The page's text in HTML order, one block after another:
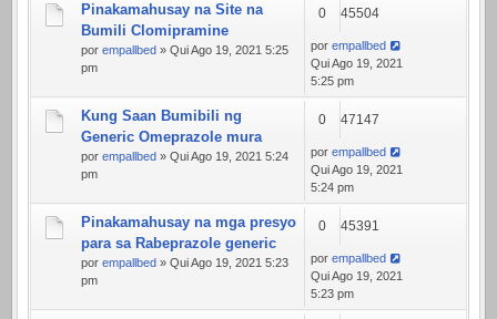
Pinakamahusay na Site na
Bumili Clomipramine
por empallbed » Qui Ago 19, 2021 5:25
pm
0 45504
por empallbed
Qui Ago 19, 2021
5:25 pm
Kung Saan Bumibili ng
Generic Omeprazole mura
por empallbed » Qui Ago 19, 2021 5:24
pm
0 47147
por empallbed
Qui Ago 19, 2021
5:24 pm
Pinakamahusay na mga presyo
para sa Rabeprazole generic
por empallbed » Qui Ago 19, 2021 5:23
pm
0 45391
por empallbed
Qui Ago 19, 2021
5:23 pm